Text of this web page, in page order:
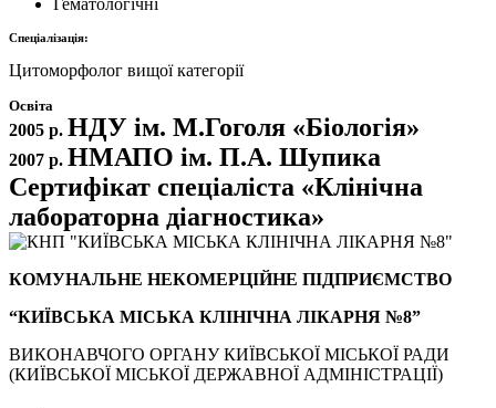
Спеціалізація:
Цитоморфолог вищої категорії
Освіта
2005 р. НДУ ім. М.Гоголя «Біологія»
2007 р. НМАПО ім. П.А. Шупика
Сертифікат спеціаліста «Клінічна
лабораторна діагностика»
КОМУНАЛЬНЕ НЕКОМЕРЦІЙНЕ ПІДПРИЄМСТВО
“КИЇВСЬКА МІСЬКА КЛІНІЧНА ЛІКАРНЯ №8”
ВИКОНАВЧОГО ОРГАНУ КИЇВСЬКОЇ МІСЬКОЇ РАДИ
(КИЇВСЬКОЇ МІСЬКОЇ ДЕРЖАВНОЇ АДМІНІСТРАЦІЇ)